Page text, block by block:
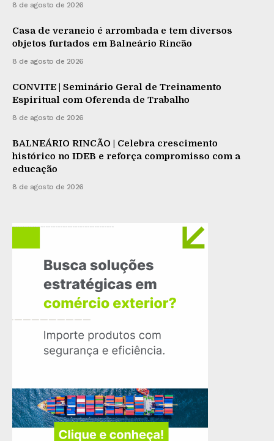
8 de agosto de 2026
Casa de veraneio é arrombada e tem diversos
objetos furtados em Balneário Rincão
8 de agosto de 2026
CONVITE | Seminário Geral de Treinamento
Espiritual com Oferenda de Trabalho
8 de agosto de 2026
BALNEÁRIO RINCÃO | Celebra crescimento
histórico no IDEB e reforça compromisso com a
educação
8 de agosto de 2026